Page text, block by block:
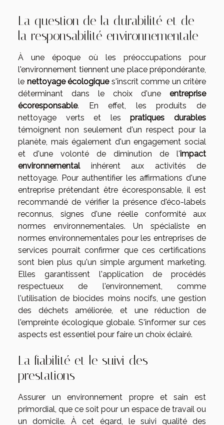
La question de la durabilité et de
la responsabilité environnementale
À une époque où les préoccupations pour
l'environnement tiennent une place prépondérante,
le nettoyage écologiques'inscrit comme un critère
déterminant dans le choix d'une entreprise
écoresponsable. En effet, les produits de
nettoyage verts et lespratiques durables
témoignent non seulement d'un respect pour la
planète, mais également d'un engagement social
et d'une volonté de diminution de l'impact
environnementalinhérent aux activités de
nettoyage. Pour authentifier les affirmations d'une
entreprise prétendant être écoresponsable, il est
recommandé de vérifier la présence d'éco-labels
reconnus, signes d'une réelle conformité aux
normes environnementales. Un spécialiste en
normes environnementales pour les entreprises de
services pourrait confirmer que ces certifications
sont bien plus qu'un simple argument marketing.
Elles garantissent l'application de procédés
respectueux de l'environnement, comme
l'utilisation de biocides moins nocifs, une gestion
des déchets améliorée, et une réduction de
l'empreinte écologique globale. S'informer sur ces
aspects est essentiel pour faire un choix éclairé.
La fiabilité et le suivi des
prestations
Assurer un environnement propre et sain est
primordial, que ce soit pour un espace de travail ou
un domicile. À cet égard, le suivi qualité des